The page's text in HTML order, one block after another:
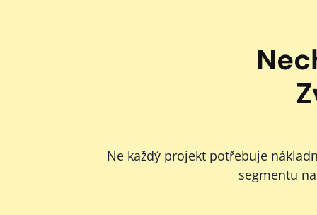
Ne každý projekt potřebuje
segmentu